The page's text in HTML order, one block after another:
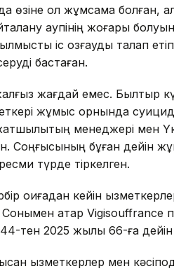
қол жұмсамақ болған,
қаупінің жоғары
іс қозғауды талап
бастаған.
жағдай емес. Былтыр
жұмыс орнында
менеджері мен
Соңғысының бұған дейін
түрде тіркелген.
оқиғадан кейін
Сонымен қатар Vigisouffrance
тен 2025 жылы 66-ға дейін
қызметкерлер мен